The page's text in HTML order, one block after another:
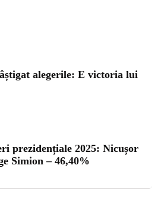
alegerile: E victoria lui
prezidențiale 2025: Nicușor
Simion – 46,40%